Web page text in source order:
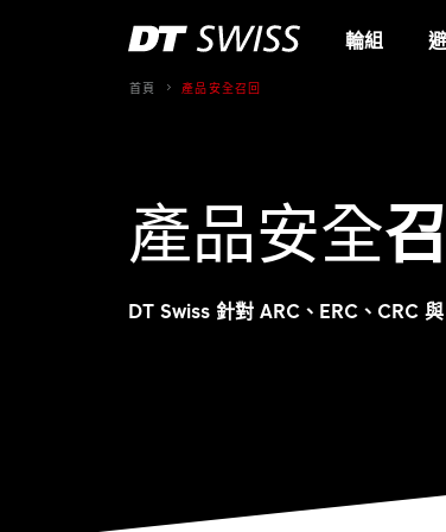
輪組
首頁 產品安全召回
產品安全
DT Swiss 針對 ARC、ERC、CRC